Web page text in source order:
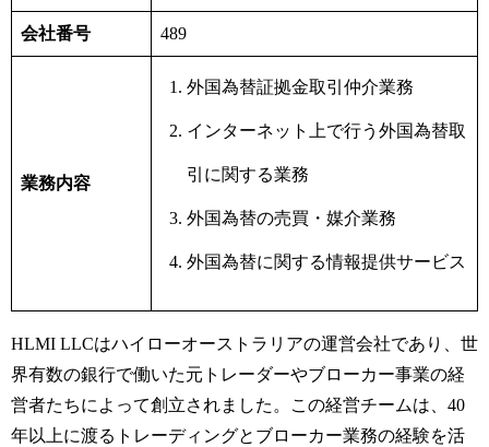
会社番号 489
業務内容
外国為替証拠金取引仲介業務
インターネット上で行う外国為替取
引に関する業務
外国為替の売買・媒介業務
外国為替に関する情報提供サービス
HLMI LLCはハイローオーストラリアの運営会社であり、世
界有数の銀行で働いた元トレーダーやブローカー事業の経
営者たちによって創立されました。この経営チームは、40
年以上に渡るトレーディングとブローカー業務の経験を活